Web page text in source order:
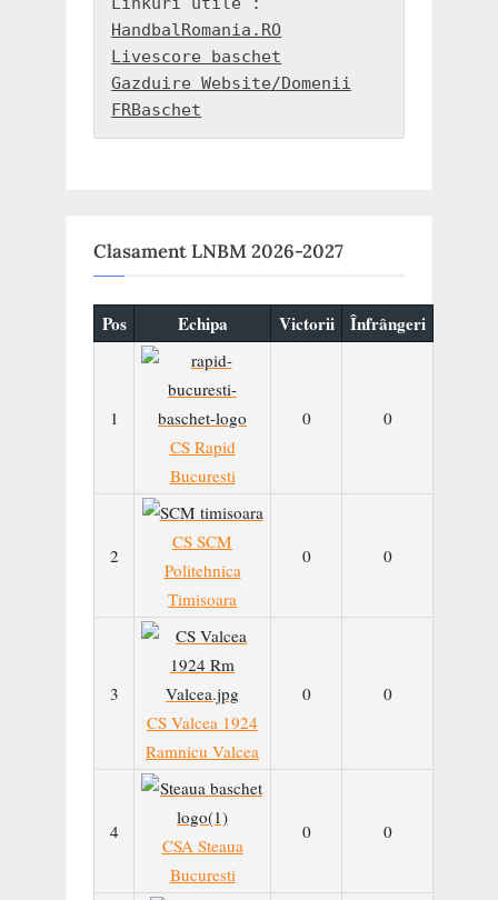
HandbalRomania.RO
Livescore baschet
Gazduire Website/Domenii
FRBaschet
Clasament LNBM 2026-2027
Pos Echipa Victorii Înfrângeri
1
CS Rapid
Bucuresti
0 0
2
CS SCM
Politehnica
Timisoara
0 0
3
CS Valcea 1924
Ramnicu Valcea
0 0
4
CSA Steaua
Bucuresti
0 0